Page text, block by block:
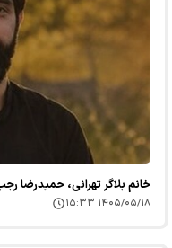
خانم بلاگر تهرانی، حمیدرضا
۱۴۰۵/۰۵/۱۸ ۱۵:۳۳